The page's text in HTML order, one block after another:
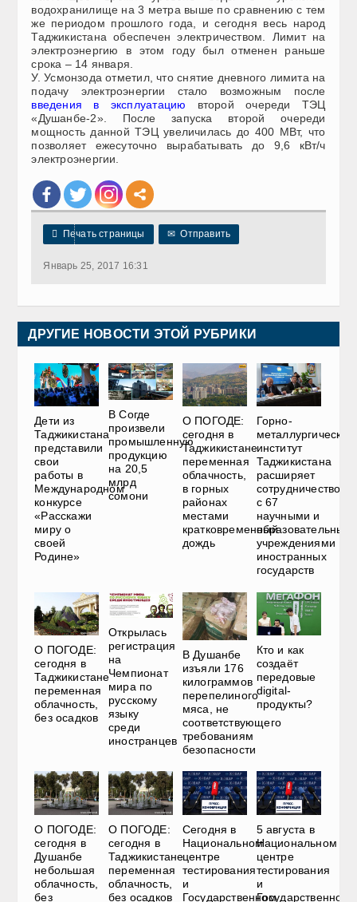
водохранилище на 3 метра выше по сравнению с тем
же периодом прошлого года, и сегодня весь народ
Таджикистана обеспечен электричеством. Лимит на
электроэнергию в этом году был отменен раньше
срока – 14 января.
У. Усмонзода отметил, что снятие дневного лимита на
подачу электроэнергии стало возможным после
введения в эксплуатацию
второй очереди ТЭЦ
«Душанбе-2». После запуска второй очереди
мощность данной ТЭЦ увеличилась до 400 МВт, что
позволяет ежесуточно вырабатывать до 9,6 кВт/ч
электроэнергии.
 Печать страницы ✉ Отправить
Январь 25, 2017 16:31
ДРУГИЕ НОВОСТИ ЭТОЙ РУБРИКИ
Дети из
Таджикистана
представили
свои
работы в
Международном
конкурсе
«Расскажи
миру о
своей
Родине»
В Согде
произвели
промышленную
продукцию
на 20,5
млрд
сомони
О ПОГОДЕ:
сегодня в
Таджикистане
переменная
облачность,
в горных
районах
местами
кратковременный
дождь
Горно-
металлургический
институт
Таджикистана
расширяет
сотрудничество
с 67
научными и
учреждениями
иностранных
государств
О ПОГОДЕ:
сегодня в
Таджикистане
переменная
облачность,
без осадков
Открылась
регистрация
на
Чемпионат
мира по
русскому
языку
среди
иностранцев
В Душанбе
изъяли 176
килограммов
перепелиного
мяса, не
соответствующего
требованиям
безопасности
Кто и как
создаёт
передовые
digital-
продукты?
О ПОГОДЕ:
сегодня в
Душанбе
небольшая
облачность,
без
О ПОГОДЕ:
сегодня в
Таджикистане
переменная
облачность,
без осадков
Сегодня в
Национальном
центре
тестирования
и
Государственном
5 августа в
Национальном
центре
тестирования
и
Государственном